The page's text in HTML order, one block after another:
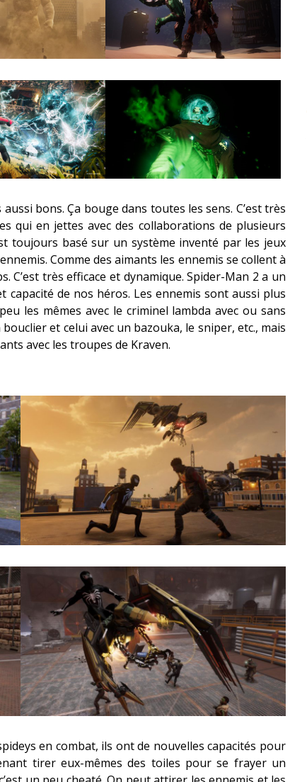
bons. Ça bouge dans toutes les sens. C’est très
qui en jettes avec des collaborations de plusieurs
toujours basé sur un système inventé par les jeux
Comme des aimants les ennemis se collent à
C’est très efficace et dynamique. Spider-Man 2 a un
de nos héros. Les ennemis sont aussi plus
les mêmes avec le criminel lambda avec ou sans
et celui avec un bazouka, le sniper, etc., mais
avec les troupes de Kraven.
en combat, ils ont de nouvelles capacités pour
tirer eux-mêmes des toiles pour se frayer un